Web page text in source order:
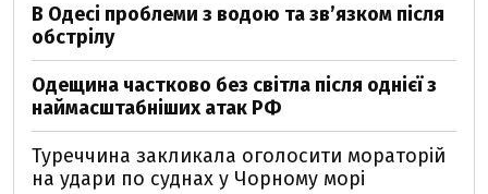
В Одесі проблеми з водою та звʼязком після
обстрілу
Одещина частково без світла після однієї з
наймасштабніших атак РФ
Туреччина закликала оголосити мораторій
на удари по суднах у Чорному морі